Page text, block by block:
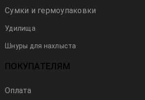
Сумки и гермоупаковки
Удилища
Шнуры для нахлыста
ПОКУПАТЕЛЯМ
Оплата